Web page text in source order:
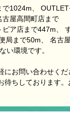
で1024m、
屋高間町店まで
ア店まで447m、
局まで50m、 名古
い環境です。
にお問い合わせくだ
待ちしております。